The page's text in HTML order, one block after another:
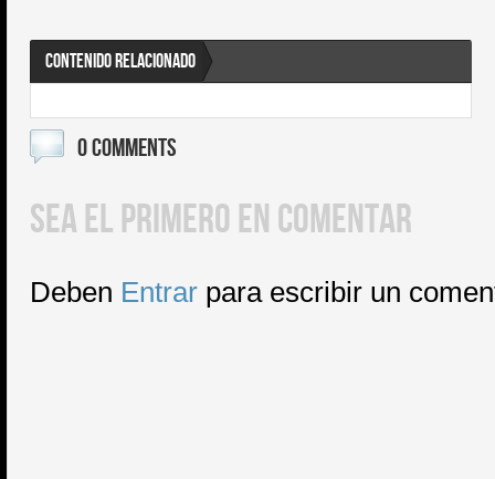
CONTENIDO RELACIONADO
0 COMMENTS
SEA EL PRIMERO EN COMENTAR
Deben Entrar para escribir un